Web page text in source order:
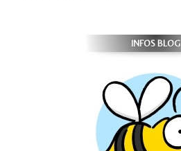
INFOS BLOG